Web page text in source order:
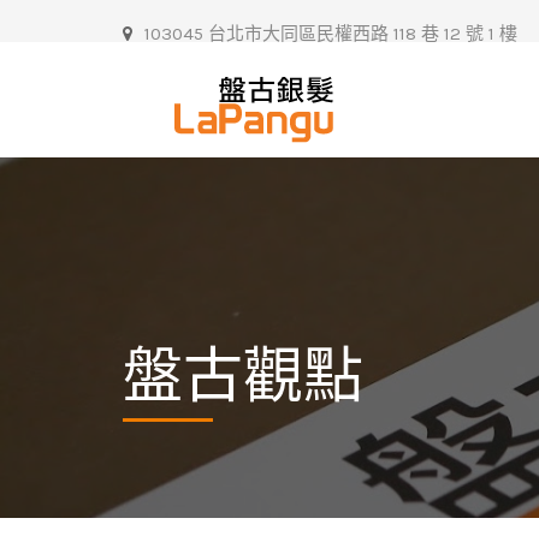
103045 台北市大同區民權西路 118 巷 12 號 1 樓
盤古觀點